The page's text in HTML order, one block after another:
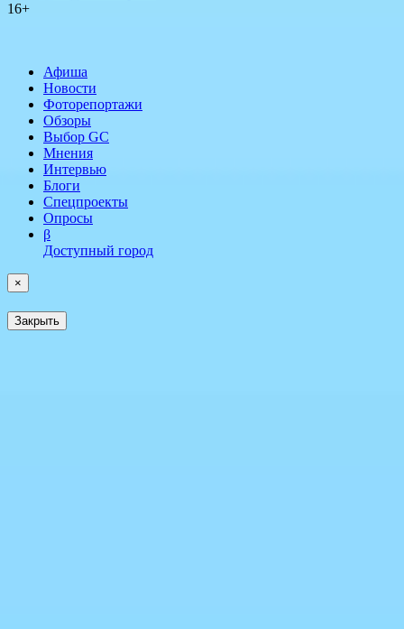
16+
Афиша
Новости
Фоторепортажи
Обзоры
Выбор GC
Мнения
Интервью
Блоги
Спецпроекты
Опросы
β
Доступный город
×
Закрыть